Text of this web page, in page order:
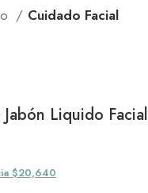
Cuidado Facial
Liquido Facial
$20,640